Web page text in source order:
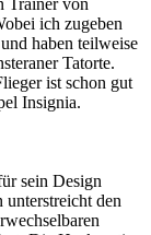
ich zugeben
haben teilweise
Tatorte.
ist schon gut
Insignia.
sein Design
unterstreicht den